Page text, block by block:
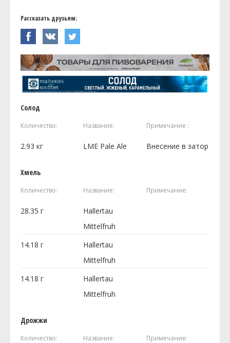
Рассказать друзьям:
Солод
Количество: Название: Примечание :
2.93 кг LME Pale Ale Внесение в затор
Хмель
Количество: Название: Примечание:
28.35 г
Hallertau
Mittelfruh
14.18 г
Hallertau
Mittelfruh
14.18 г
Hallertau
Mittelfruh
Дрожжи
Количество: Название: Примечание: